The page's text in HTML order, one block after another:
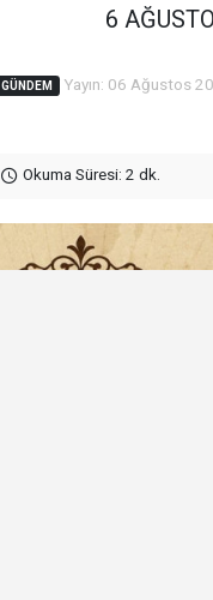
6
GÜNDEM Yayın: 06 Ağustos
Okuma Süresi: 2 dk.